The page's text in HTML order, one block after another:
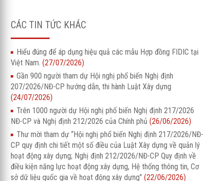
CÁC TIN TỨC KHÁC
Hiểu đúng để áp dụng hiệu quả các mẫu Hợp đồng FIDIC tại
Việt Nam.(27/07/2026)
Gần 900 người tham dự Hội nghị phổ biến Nghị định
207/2026/NĐ-CP hướng dẫn, thi hành Luật Xây dựng
(24/07/2026)
Trên 1000 người dự Hội nghị phổ biến Nghị định 217/2026
NĐ-CP và Nghị định 212/2026 của Chính phủ(26/06/2026)
Thư mời tham dự “Hội nghị phổ biến Nghị định 217/2026/NĐ-
CP quy định chi tiết một số điều của Luật Xây dựng về quản lý
hoạt động xây dựng; Nghị định 212/2026/NĐ-CP Quy định về
điều kiện năng lực hoạt động xây dựng, Hệ thống thông tin, Cơ
sở dữ liệu quốc gia về hoạt động xây dựng”(22/06/2026)